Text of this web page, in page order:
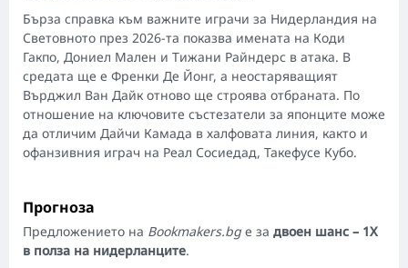
Бърза справка към важните играчи за Нидерландия на
Световното през 2026-та показва имената на Коди
Гакпо, Дониел Мален и Тижани Райндерс в атака. В
средата ще е Френки Де Йонг, а неостаряващият
Върджил Ван Дайк отново ще строява отбраната. По
отношение на ключовите състезатели за японците може
да отличим Дайчи Камада в халфовата линия, както и
офанзивния играч на Реал Сосиедад, Такефусе Кубо.
Прогноза
Предложението на Bookmakers.bg е за двоен шанс – 1Х
в полза на нидерланците.